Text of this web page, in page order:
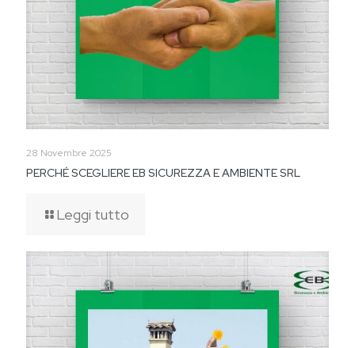
28 Novembre 2025
PERCHÉ SCEGLIERE EB SICUREZZA E AMBIENTE SRL
Leggi tutto